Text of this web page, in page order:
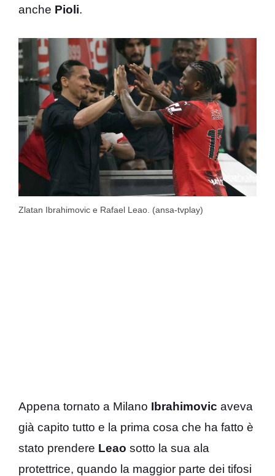
anche Pioli.
Zlatan Ibrahimovic e Rafael Leao. (ansa-tvplay)
Appena tornato a Milano Ibrahimovic aveva
già capito tutto e la prima cosa che ha fatto è
stato prendere Leao sotto la sua ala
protettrice, quando la maggior parte dei tifosi